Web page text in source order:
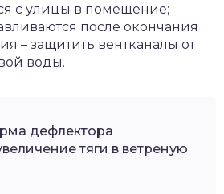
с улицы в помещение;
после окончания
– защитить вентканалы от
воды.
дефлектора
тяги в ветреную